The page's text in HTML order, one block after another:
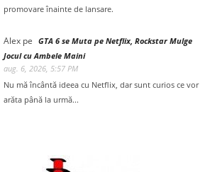
promovare înainte de lansare.
Alex pe GTA 6 se Muta pe Netflix, Rockstar Mulge
Jocul cu Ambele Maini
aug. 6, 2026, 5:57 PM
Nu mă încântă ideea cu Netflix, dar sunt curios ce vor
arăta până la urmă...